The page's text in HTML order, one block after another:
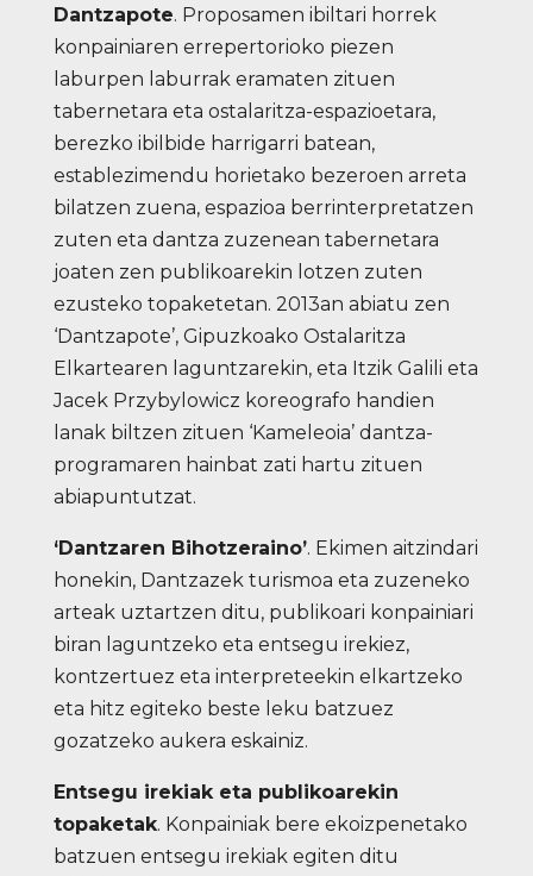
Dantzapote. Proposamen ibiltari horrek
konpainiaren errepertorioko piezen
laburpen laburrak eramaten zituen
tabernetara eta ostalaritza-espazioetara,
berezko ibilbide harrigarri batean,
establezimendu horietako bezeroen arreta
bilatzen zuena, espazioa berrinterpretatzen
zuten eta dantza zuzenean tabernetara
joaten zen publikoarekin lotzen zuten
ezusteko topaketetan. 2013an abiatu zen
‘Dantzapote’, Gipuzkoako Ostalaritza
Elkartearen laguntzarekin, eta Itzik Galili eta
Jacek Przybylowicz koreografo handien
lanak biltzen zituen ‘Kameleoia’ dantza-
programaren hainbat zati hartu zituen
abiapuntutzat.
‘Dantzaren Bihotzeraino’. Ekimen aitzindari
honekin, Dantzazek turismoa eta zuzeneko
arteak uztartzen ditu, publikoari konpainiari
biran laguntzeko eta entsegu irekiez,
kontzertuez eta interpreteekin elkartzeko
eta hitz egiteko beste leku batzuez
gozatzeko aukera eskainiz.
Entsegu irekiak eta publikoarekin
topaketak. Konpainiak bere ekoizpenetako
batzuen entsegu irekiak egiten ditu